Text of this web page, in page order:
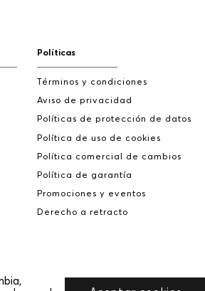
Políticas
Términos y condiciones
Aviso de privacidad
Políticas de protección de datos
Política de uso de cookies
Política comercial de cambios
Política de garantía
Promociones y eventos
Derecho a retracto